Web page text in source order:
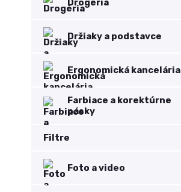
Drogéria
Držiaky a podstavce
Ergonomická kancelária
Farbiace a korektúrne
pásky
Filtre
Foto a video